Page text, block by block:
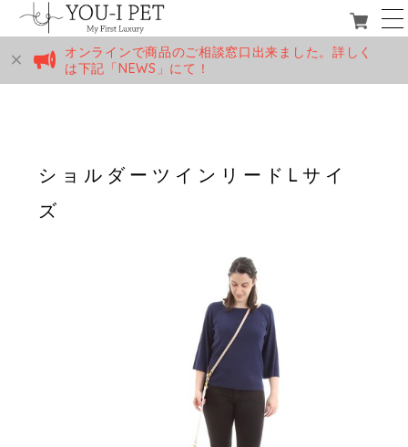
オンラインで商品のご相談窓口出来ました。詳しく
は下記「NEWS」にて！
ショルダーツインリードLサイ
ズ